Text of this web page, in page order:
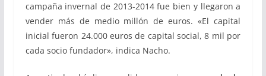
campaña invernal de 2013-2014 fue bien y llegaron a
vender más de medio millón de euros. «El capital
inicial fueron 24.000 euros de capital social, 8 mil por
cada socio fundador», indica Nacho.